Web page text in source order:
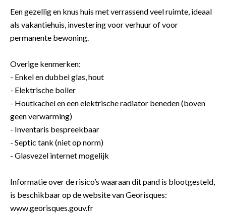
Een gezellig en knus huis met verrassend veel ruimte, ideaal
als vakantiehuis, investering voor verhuur of voor
permanente bewoning.
Overige kenmerken:
- Enkel en dubbel glas, hout
- Elektrische boiler
- Houtkachel en een elektrische radiator beneden (boven
geen verwarming)
- Inventaris bespreekbaar
- Septic tank (niet op norm)
- Glasvezel internet mogelijk
Informatie over de risico’s waaraan dit pand is blootgesteld,
is beschikbaar op de website van Georisques:
www.georisques.gouv.fr